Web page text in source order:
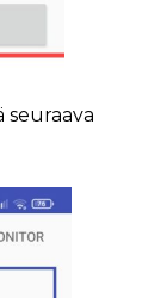
seuraava